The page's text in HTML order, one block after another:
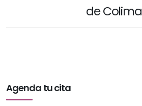
de Colima
Agenda tu cita